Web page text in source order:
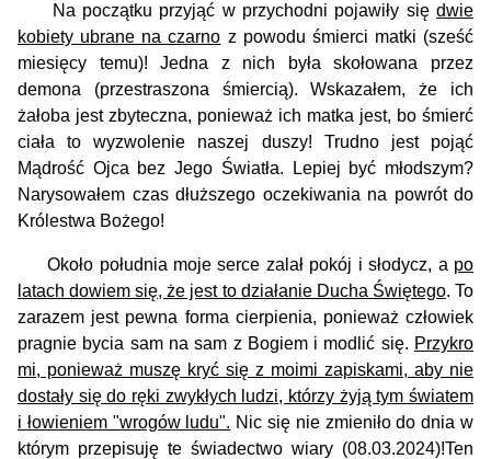
Na początku przyjąć w przychodni pojawiły się dwie
kobiety ubrane na czarno z powodu śmierci matki (sześć
miesięcy temu)! Jedna z nich była skołowana przez
demona (przestraszona śmiercią). Wskazałem, że ich
żałoba jest zbyteczna, ponieważ ich matka jest, bo śmierć
ciała to wyzwolenie naszej duszy! Trudno jest pojąć
Mądrość Ojca bez Jego Światła. Lepiej być młodszym?
Narysowałem czas dłuższego oczekiwania na powrót do
Królestwa Bożego!
Około południa moje serce zalał pokój i słodycz, a po
latach dowiem się, że jest to działanie Ducha Świętego. To
zarazem jest pewna forma cierpienia, ponieważ człowiek
pragnie bycia sam na sam z Bogiem i modlić się. Przykro
mi, ponieważ muszę kryć się z moimi zapiskami, aby nie
dostały się do ręki zwykłych ludzi, którzy żyją tym światem
i łowieniem "wrogów ludu". Nic się nie zmieniło do dnia w
którym przepisuję te świadectwo wiary (08.03.2024)!Ten